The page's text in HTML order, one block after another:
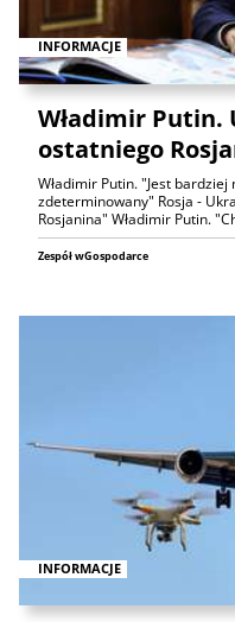
INFORMACJE
Władimir Putin.
ostatniego
Władimir Putin. "Jest
zdeterminowany" Rosja -
Rosjanina" Władimir Putin.
Zespół wGospodarce
INFORMACJE